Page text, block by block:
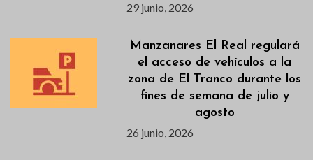
29 junio, 2026
Manzanares El Real regulará
el acceso de vehículos a la
zona de El Tranco durante los
fines de semana de julio y
agosto
26 junio, 2026